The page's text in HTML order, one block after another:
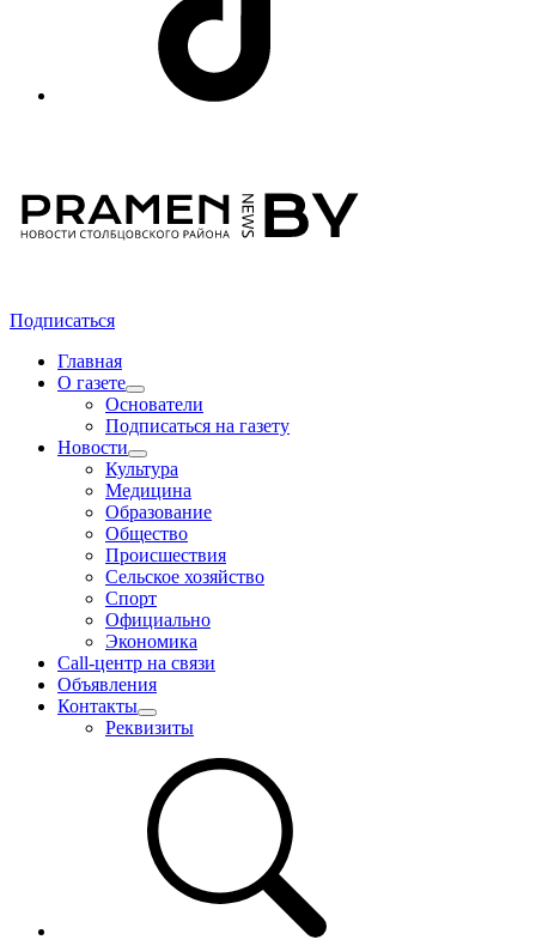
Подписаться
Главная
О газете
Основатели
Подписаться на газету
Новости
Культура
Медицина
Образование
Общество
Происшествия
Сельское хозяйство
Спорт
Официально
Экономика
Call-центр на связи
Объявления
Контакты
Реквизиты